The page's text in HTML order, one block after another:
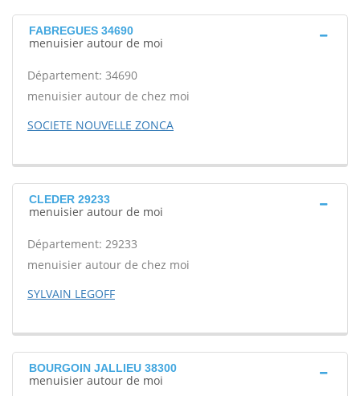
FABREGUES 34690
menuisier autour de moi
Département: 34690
menuisier autour de chez moi
SOCIETE NOUVELLE ZONCA
CLEDER 29233
menuisier autour de moi
Département: 29233
menuisier autour de chez moi
SYLVAIN LEGOFF
BOURGOIN JALLIEU 38300
menuisier autour de moi